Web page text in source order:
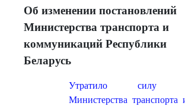
Об изменении постановлений
Министерства транспорта и
коммуникаций Республики
Беларусь
Утратило силу
Министерства